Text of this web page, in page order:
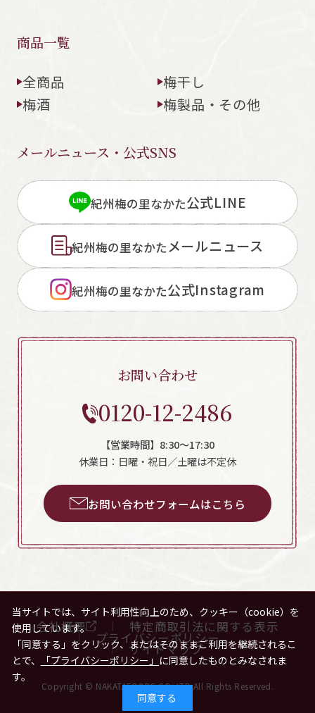
休業日：日曜・祝日／土曜は不定休
閉じる
商品一覧
全商品
梅干し
梅酒
梅製品・その他
メールニュース・公式SNS
紀州梅の里なかた公式LINE
紀州梅の里なかたメールニュース
紀州梅の里なかた公式Instagram
お問い合わせ
0120-12-2486
【営業時間】8:30～17:30
休業日：日曜・祝日／土曜は不定休
お問い合わせフォームはこちら
会社概要 特定商取引法に関する表示
プライバシーポリシー
サイトマップ
Copyright © NAKATAFOODS.CO.,LTD All Rights Reserved.
当サイトでは、サイト利用性向上のため、クッキー（cookie）を
使用しています。
「同意する」をクリック、またはそのままご利用を継続されるこ
とで、
「プライバシーポリシー」 に同意したものとみなされま
す。
同意する